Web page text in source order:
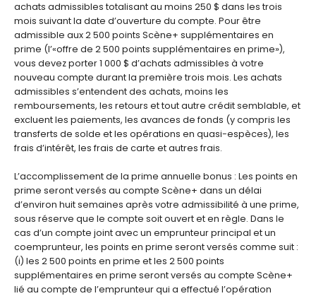
achats admissibles totalisant au moins 250 $ dans les trois
mois suivant la date d’ouverture du compte. Pour être
admissible aux 2 500 points Scène+ supplémentaires en
prime (l’«offre de 2 500 points supplémentaires en prime»),
vous devez porter 1 000 $ d’achats admissibles à votre
nouveau compte durant la première trois mois. Les achats
admissibles s’entendent des achats, moins les
remboursements, les retours et tout autre crédit semblable, et
excluent les paiements, les avances de fonds (y compris les
transferts de solde et les opérations en quasi-espèces), les
frais d’intérêt, les frais de carte et autres frais.
L’accomplissement de la prime annuelle bonus : Les points en
prime seront versés au compte Scène+ dans un délai
d’environ huit semaines après votre admissibilité à une prime,
sous réserve que le compte soit ouvert et en règle. Dans le
cas d’un compte joint avec un emprunteur principal et un
coemprunteur, les points en prime seront versés comme suit :
(i) les 2 500 points en prime et les 2 500 points
supplémentaires en prime seront versés au compte Scène+
lié au compte de l’emprunteur qui a effectué l’opération